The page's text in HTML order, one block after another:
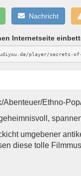
Nachricht
Internetseite
Abenteuer/Ethno-
umgebener
diese tolle